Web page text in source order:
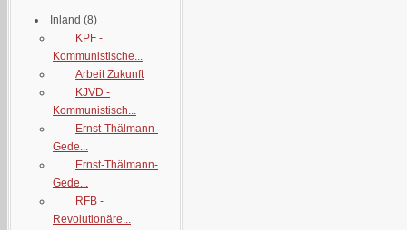
Inland (8)
KPF -
Kommunistische...
Arbeit Zukunft
KJVD -
Kommunistisch...
Ernst-Thälmann-
Gede...
Ernst-Thälmann-
Gede...
RFB -
Revolutionäre...